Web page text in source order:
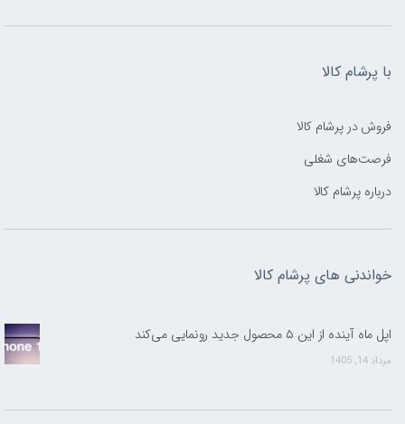
با پرشام کالا
فروش در پرشام کالا
فرصت‌های شغلی
درباره پرشام کالا
خواندنی های پرشام کالا
اپل ماه آینده از این ۵ محصول جدید رونمایی می‌کند
مرداد 14, 1405